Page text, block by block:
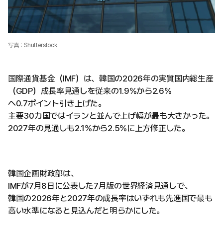
写真：Shutterstock
国際通貨基金（IMF）は、韓国の2026年の実質国内総生産
（GDP）成長率見通しを従来の1.9%から2.6%
へ0.7ポイント引き上げた。
主要30カ国ではイランと並んで上げ幅が最も大きかった。
2027年の見通しも2.1%から2.5%に上方修正した。
韓国企画財政部は、
IMFが7月8日に公表した7月版の世界経済見通しで、
韓国の2026年と2027年の成長率はいずれも先進国で最も
高い水準になると見込んだと明らかにした。